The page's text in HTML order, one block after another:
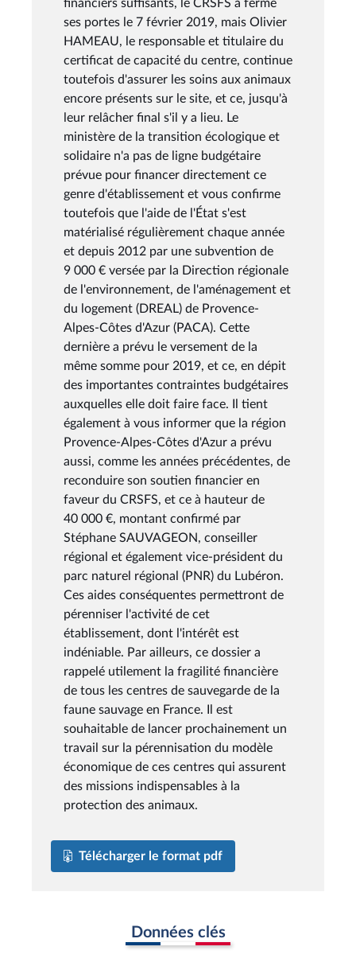
financiers suffisants, le CRSFS a fermé
ses portes le 7 février 2019, mais Olivier
HAMEAU, le responsable et titulaire du
certificat de capacité du centre, continue
toutefois d'assurer les soins aux animaux
encore présents sur le site, et ce, jusqu'à
leur relâcher final s'il y a lieu. Le
ministère de la transition écologique et
solidaire n'a pas de ligne budgétaire
prévue pour financer directement ce
genre d'établissement et vous confirme
toutefois que l'aide de l'État s'est
matérialisé régulièrement chaque année
et depuis 2012 par une subvention de
9 000 € versée par la Direction régionale
de l'environnement, de l'aménagement et
du logement (DREAL) de Provence-
Alpes-Côtes d'Azur (PACA). Cette
dernière a prévu le versement de la
même somme pour 2019, et ce, en dépit
des importantes contraintes budgétaires
auxquelles elle doit faire face. Il tient
également à vous informer que la région
Provence-Alpes-Côtes d'Azur a prévu
aussi, comme les années précédentes, de
reconduire son soutien financier en
faveur du CRSFS, et ce à hauteur de
40 000 €, montant confirmé par
Stéphane SAUVAGEON, conseiller
régional et également vice-président du
parc naturel régional (PNR) du Lubéron.
Ces aides conséquentes permettront de
pérenniser l'activité de cet
établissement, dont l'intérêt est
indéniable. Par ailleurs, ce dossier a
rappelé utilement la fragilité financière
de tous les centres de sauvegarde de la
faune sauvage en France. Il est
souhaitable de lancer prochainement un
travail sur la pérennisation du modèle
économique de ces centres qui assurent
des missions indispensables à la
protection des animaux.
Télécharger le format pdf
Données clés